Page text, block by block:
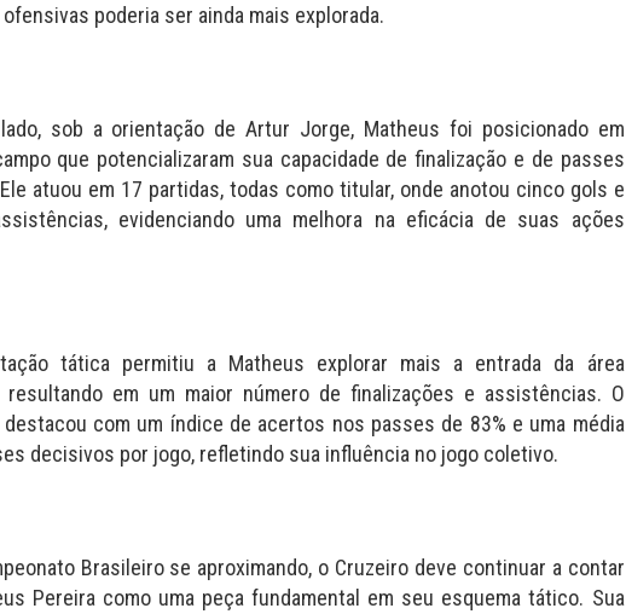
poderia ser ainda mais explorada.
sob a orientação de Artur Jorge, Matheus foi posicionado em
que potencializaram sua capacidade de finalização e de passes
atuou em 17 partidas, todas como titular, onde anotou cinco gols e
evidenciando uma melhora na eficácia de suas ações
tática permitiu a Matheus explorar mais a entrada da área
resultando em um maior número de finalizações e assistências. O
com um índice de acertos nos passes de 83% e uma média
decisivos por jogo, refletindo sua influência no jogo coletivo.
Brasileiro se aproximando, o Cruzeiro deve continuar a contar
Pereira como uma peça fundamental em seu esquema tático. Sua